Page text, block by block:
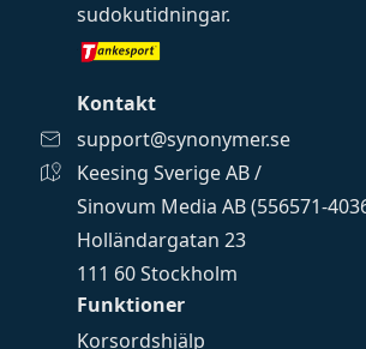
Funktioner
Korsordshjälp
sudokutidningar.
Kontakt
support@synonymer.se
Keesing Sverige AB /
Sinovum Media AB (556571-
Holländargatan 23
111 60 Stockholm